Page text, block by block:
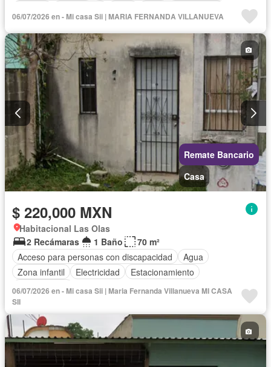
Televisión por cable
Zonas verdes
Vista panorámica
Recámara con closet
Sin amueblar
06/07/2026 en - Mi casa Sii | MARIA FERNANDA VILLANUEVA
Remate Bancario
Casa
$ 220,000 MXN
Habitacional Las Olas
2 Recámaras
1 Baño
70 m²
Acceso para personas con discapacidad
Agua
Zona infantil
Electricidad
Estacionamiento
Sin amueblar
06/07/2026 en - Mi casa Sii | Maria Fernanda Villanueva MI CASA
SII